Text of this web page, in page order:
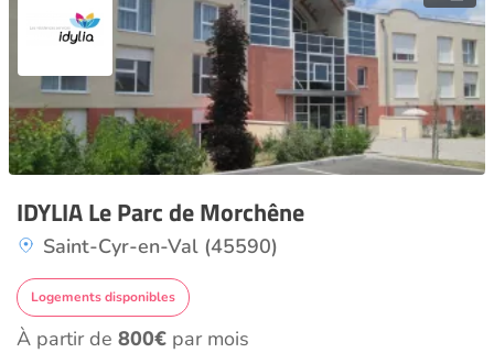
IDYLIA Le Parc de Morchêne
Saint-Cyr-en-Val (45590)
Logements disponibles
À partir de 800€ par mois